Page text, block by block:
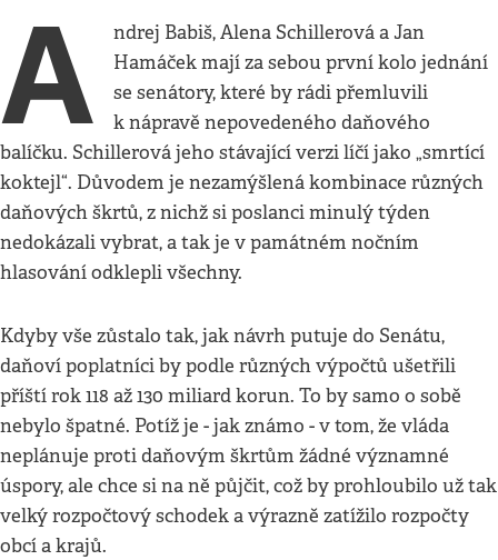
A
ndrej Babiš, Alena Schillerová a Jan
Hamáček mají za sebou první kolo jednání
se senátory, které by rádi přemluvili
k nápravě nepovedeného daňového
balíčku. Schillerová jeho stávající verzi líčí jako „smrtící
koktejl“. Důvodem je nezamýšlená kombinace různých
daňových škrtů, z nichž si poslanci minulý týden
nedokázali vybrat, a tak je v památném nočním
hlasování odklepli všechny.
Kdyby vše zůstalo tak, jak návrh putuje do Senátu,
daňoví poplatníci by podle různých výpočtů ušetřili
příští rok 118 až 130 miliard korun. To by samo o sobě
nebylo špatné. Potíž je - jak známo - v tom, že vláda
neplánuje proti daňovým škrtům žádné významné
úspory, ale chce si na ně půjčit, což by prohloubilo už tak
velký rozpočtový schodek a výrazně zatížilo rozpočty
obcí a krajů.